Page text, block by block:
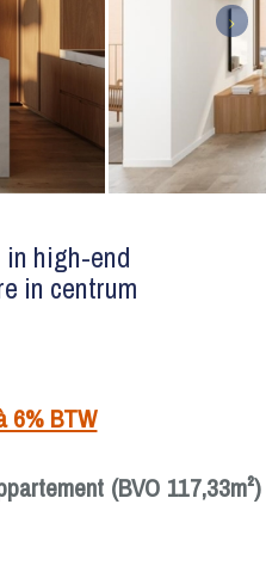
>
in high-end
in centrum
6% BTW
(BVO 117,33m²)